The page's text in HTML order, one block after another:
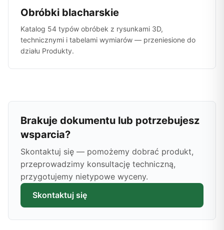
Obróbki blacharskie
Katalog 54 typów obróbek z rysunkami 3D,
technicznymi i tabelami wymiarów — przeniesione do
działu Produkty.
Brakuje dokumentu lub potrzebujesz
wsparcia?
Skontaktuj się — pomożemy dobrać produkt,
przeprowadzimy konsultację techniczną,
przygotujemy nietypowe wyceny.
Skontaktuj się